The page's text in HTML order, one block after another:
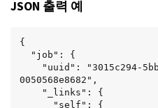
JSON 출력 예
{
0050568e8682",